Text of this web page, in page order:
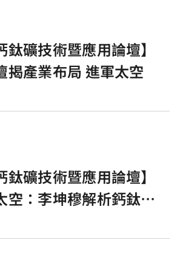
鈦礦技術暨應用論壇】
揭產業布局 進軍太空
鈦礦技術暨應用論壇】
空：李坤穆解析鈣鈦礦